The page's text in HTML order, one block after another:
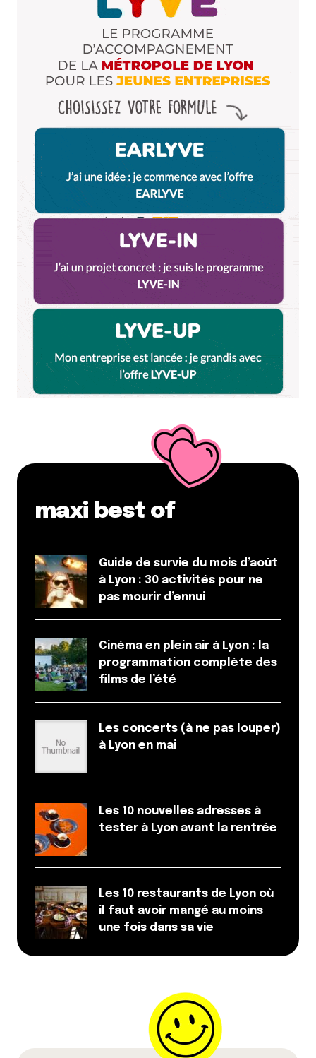
Dis-nous tout*
Enregistrer mon nom, mon e-mail et mon site dans le
navigateur pour mon prochain commentaire.
maxi best of
Guide de survie du mois d’août
à Lyon : 30 activités pour ne
pas mourir d’ennui
Cinéma en plein air à Lyon : la
programmation complète des
films de l’été
Les concerts (à ne pas louper)
à Lyon en mai
Les 10 nouvelles adresses à
tester à Lyon avant la rentrée
Les 10 restaurants de Lyon où
il faut avoir mangé au moins
une fois dans sa vie